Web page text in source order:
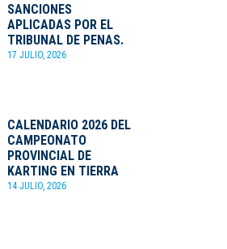
SANCIONES
APLICADAS POR EL
TRIBUNAL DE PENAS.
17 JULIO, 2026
CALENDARIO 2026 DEL
CAMPEONATO
PROVINCIAL DE
KARTING EN TIERRA
14 JULIO, 2026